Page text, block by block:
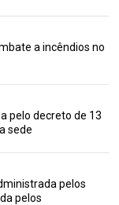
a incêndios no
pelo decreto de 13
sede
pelos
pelos